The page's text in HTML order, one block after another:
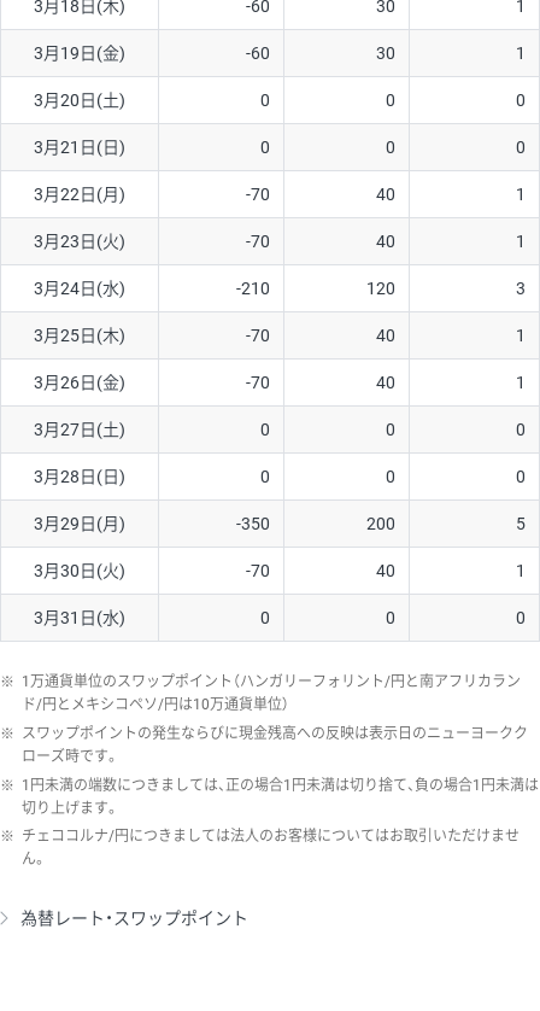
ソ/円は10万通貨単位。
3月18日(木) -60 30 1
3月19日(金) -60 30 1
3月20日(土) 0 0 0
3月21日(日) 0 0 0
3月22日(月) -70 40 1
3月23日(火) -70 40 1
3月24日(水) -210 120 3
3月25日(木) -70 40 1
3月26日(金) -70 40 1
3月27日(土) 0 0 0
3月28日(日) 0 0 0
3月29日(月) -350 200 5
3月30日(火) -70 40 1
3月31日(水) 0 0 0
※ 1万通貨単位のスワップポイント（ハンガリーフォリント/円と南アフリカラン
ド/円とメキシコペソ/円は10万通貨単位）
※ スワップポイントの発生ならびに現金残高への反映は表示日のニューヨークク
ローズ時です。
※ 1円未満の端数につきましては、正の場合1円未満は切り捨て、負の場合1円未満は
切り上げます。
※ チェココルナ/円につきましては法人のお客様についてはお取引いただけませ
ん。
為替レート・スワップポイント